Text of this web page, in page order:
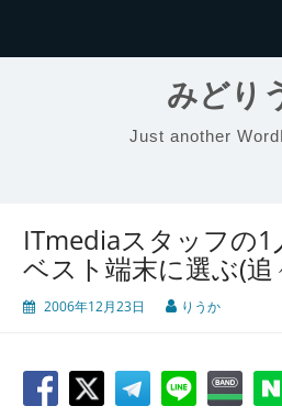
みどり
Just another
ITmediaスタッフの1
ベスト端末に選ぶ(
2006年12月23日 りうか